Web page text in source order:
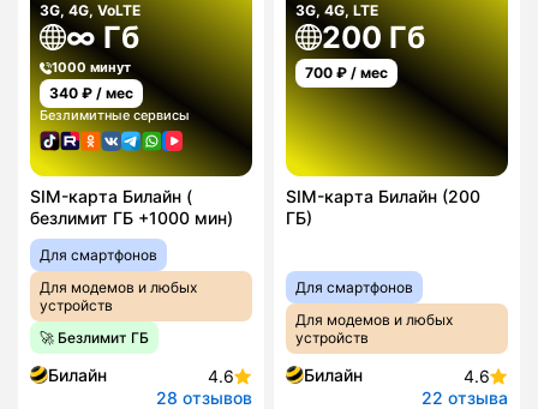
3G, 4G, VoLTE
∞ Гб
1000 минут
340 ₽ / мес
Безлимитные сервисы
SIM-карта Билайн (
безлимит ГБ +1000 мин)
Для смартфонов
Для модемов и любых
устройств
🚀 Безлимит ГБ
Билайн
4.6
28 отзывов
3G, 4G, LTE
200 Гб
700 ₽ / мес
SIM-карта Билайн (200
ГБ)
Для смартфонов
Для модемов и любых
устройств
Билайн
4.6
22 отзыва